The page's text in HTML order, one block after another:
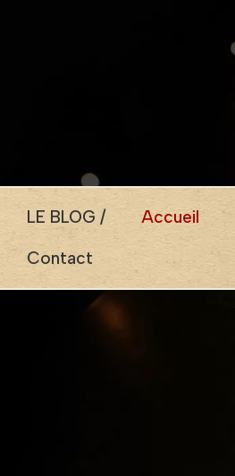
LE BLOG / Accueil
Contact